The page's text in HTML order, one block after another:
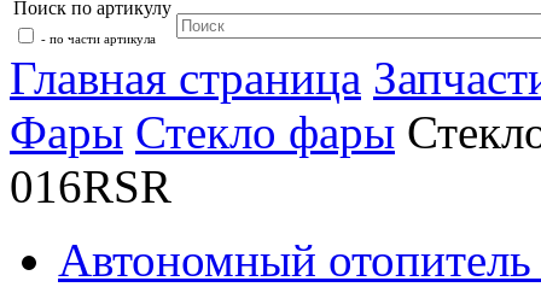
Поиск по артикулу
- по части артикула
Главная страница
Фары Стекло фары
016RSR
Автономный отопитель